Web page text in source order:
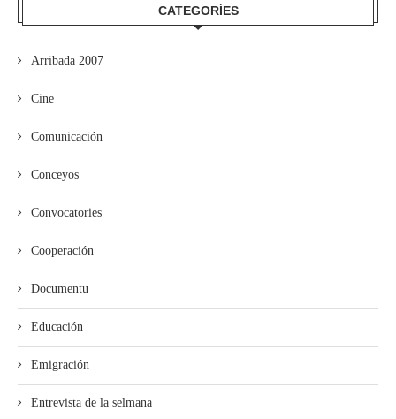
CATEGORÍES
Arribada 2007
Cine
Comunicación
Conceyos
Convocatories
Cooperación
Documentu
Educación
Emigración
Entrevista de la selmana